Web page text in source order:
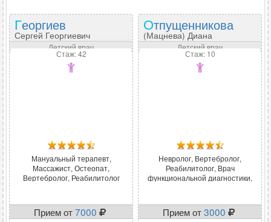
Георгиев
Сергей Георгиевич
Детский врач
Стаж: 42
Мануальный терапевт,
Массажист, Остеопат,
Вертебролог, Реабилитолог
Прием от7000
Отпущенникова
(Мацнева) Диана
СергеевнаДетский врач
Стаж: 10
Невролог, Вертебролог,
Реабилитолог, Врач
функциональной диагностики,
Прием от3000